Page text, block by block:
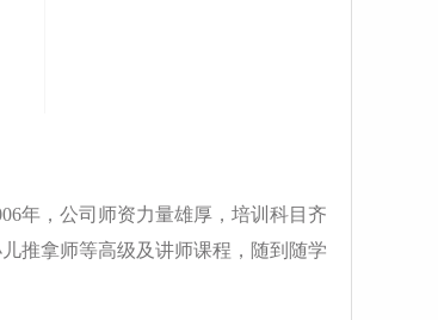
年，公司师资力量雄厚，培训科目齐
推拿师等高级及讲师课程，随到随学